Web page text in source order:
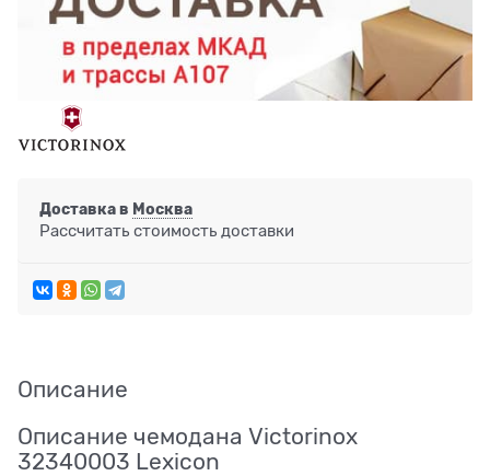
Доставка в Москва
Рассчитать стоимость доставки
Описание
Описание чемодана Victorinox
32340003 Lexicon